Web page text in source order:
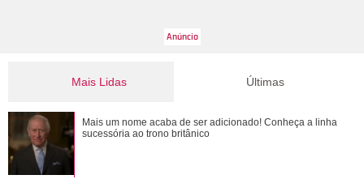
Mais Lidas
Michelle Yeoh, Ke Huy Quan, Morgan Freeman... Saiba
quem são os famosos que ganharam o Oscar...
Últimas
Mais um nome acaba de ser adicionado! Conheça a linha
sucessória ao trono britânico